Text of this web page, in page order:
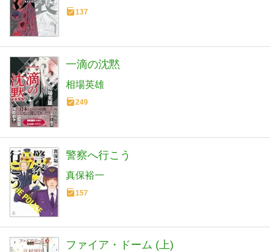
137
一滴の沈黙
相場英雄
249
警察へ行こう
真保裕一
157
ファイア・ドーム (上)